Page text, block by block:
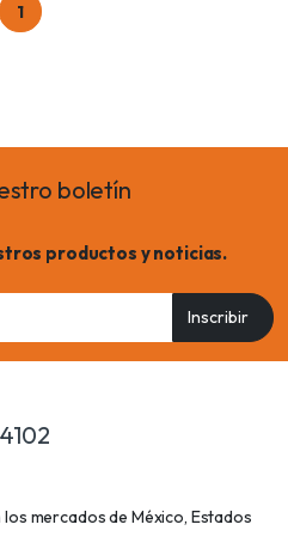
1
boletín
productos y noticias.
Inscribir
mercados de México, Estados